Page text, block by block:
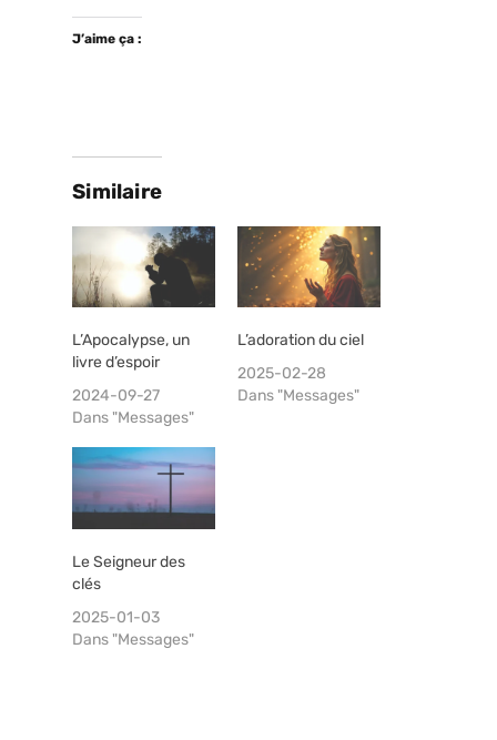
J’aime ça :
Similaire
L’Apocalypse, un
livre d’espoir
2024-09-27
Dans "Messages"
L’adoration du ciel
2025-02-28
Dans "Messages"
Le Seigneur des
clés
2025-01-03
Dans "Messages"